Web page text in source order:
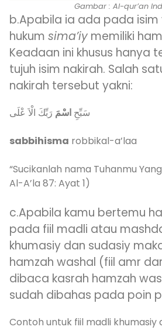
Gambar : Al-qur’an
b.Apabila ia ada pada
hukum sima’iy memiliki
Keadaan ini khusus hanya
tujuh isim nakirah. Salah
nakirah tersebut yakni:
سَبِّحِ اسْمَ
sabbihisma robbikal-a’laa
“Sucikanlah nama Tuhanmu
Al-A’la 87: Ayat 1)
c.Apabila kamu bertemu
pada fiil madli atau
khumasiy dan sudasiy
hamzah washal (fiil amr
dibaca kasrah hamzah
sudah dibahas pada poin
Contoh untuk fiil madli khumasiy